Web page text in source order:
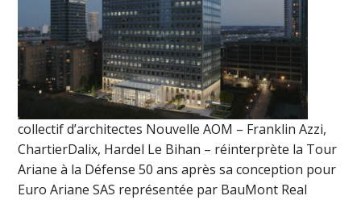
collectif d’architectes Nouvelle AOM – Franklin Azzi,
ChartierDalix, Hardel Le Bihan – réinterprète la Tour
Ariane à la Défense 50 ans après sa conception pour
Euro Ariane SAS représentée par BauMont Real